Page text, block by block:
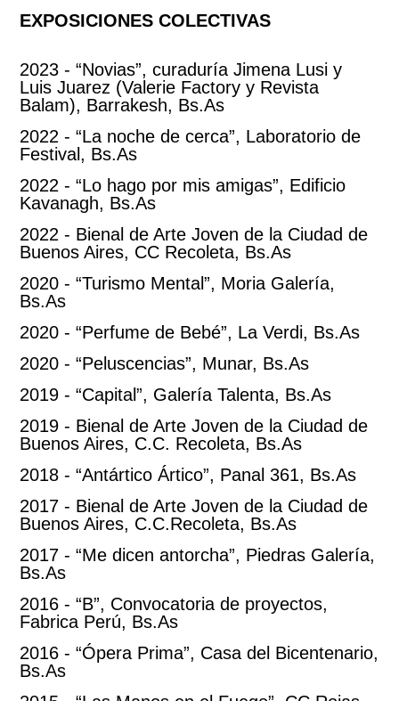
EXPOSICIONES COLECTIVAS
2023 - “Novias”, curaduría Jimena Lusi y
Luis Juarez (Valerie Factory y Revista
Balam), Barrakesh, Bs.As
2022 - “La noche de cerca”, Laboratorio de
Festival, Bs.As
2022 - “Lo hago por mis amigas”, Edificio
Kavanagh, Bs.As
2022 - Bienal de Arte Joven de la Ciudad de
Buenos Aires, CC Recoleta, Bs.As
2020 - “Turismo Mental”, Moria Galería,
Bs.As
2020 - “Perfume de Bebé”, La Verdi, Bs.As
2020 - “Peluscencias”, Munar, Bs.As
2019 - “Capital”, Galería Talenta, Bs.As
2019 - Bienal de Arte Joven de la Ciudad de
Buenos Aires, C.C. Recoleta, Bs.As
2018 - “Antártico Ártico”, Panal 361, Bs.As
2017 - Bienal de Arte Joven de la Ciudad de
Buenos Aires, C.C.Recoleta, Bs.As
2017 - “Me dicen antorcha”, Piedras Galería,
Bs.As
2016 - “B”, Convocatoria de proyectos,
Fabrica Perú, Bs.As
2016 - “Ópera Prima”, Casa del Bicentenario,
Bs.As